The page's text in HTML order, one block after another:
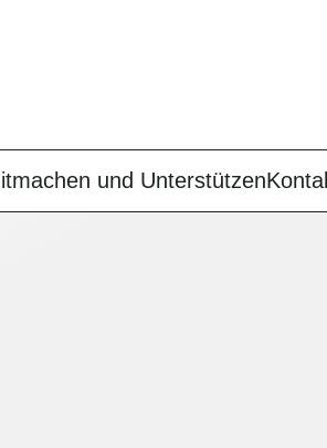
und Unterstützen